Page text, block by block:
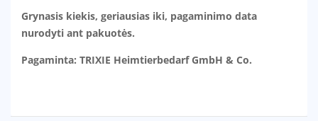
Grynasis kiekis, geriausias iki, pagaminimo data
nurodyti ant pakuotės.
Pagaminta: TRIXIE Heimtierbedarf GmbH & Co.